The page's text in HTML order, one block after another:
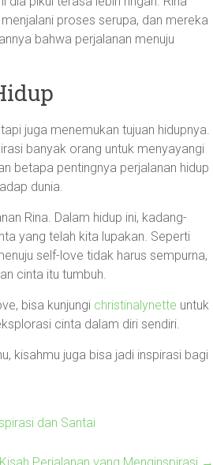
proses serupa, dan mereka
bahwa perjalanan menuju
juga menemukan tujuan hidupnya.
banyak orang untuk menyayangi
betapa pentingnya perjalanan hidup
dunia.
Rina. Dalam hidup ini, kadang-
yang telah kita lupakan. Seperti
self-love tidak harus sempurna,
cinta itu tumbuh.
bisa kunjungi christinalynette untuk
cinta dalam diri sendiri.
kisahmu juga bisa jadi inspirasi bagi
dan Santai